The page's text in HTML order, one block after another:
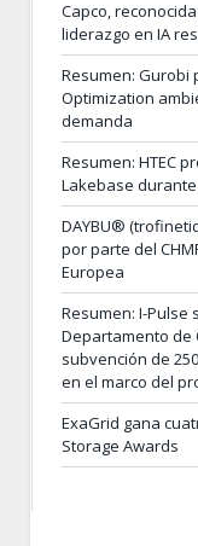
Capco,
liderazgo en IA
Resumen: Gurobi
Optimization
demanda
Resumen: HTEC
Lakebase
DAYBU®
por parte del
Europea
Resumen: I-
Departamento de
subvención de
en el marco del
ExaGrid gana
Storage Awards